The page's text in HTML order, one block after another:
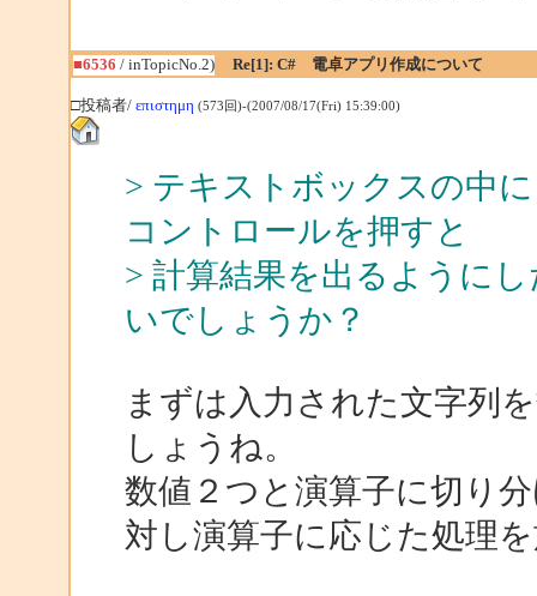
■6536 / inTopicNo.2) Re[1]: C# 電卓アプリ作成について
□投稿者/ επιστημη (573回)-(2007/08/17(Fri) 15:39:00)
> テキストボックスの中
コントロールを押すと
> 計算結果を出るように
いでしょうか？
まずは入力された文字列
しょうね。
数値２つと演算子に切り
対し演算子に応じた処理